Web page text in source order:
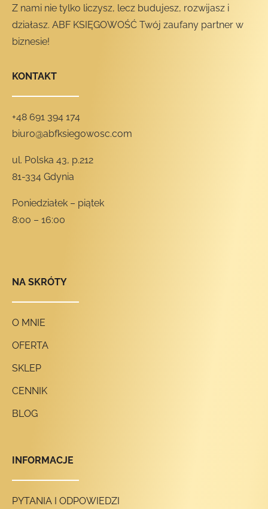
Z nami nie tylko liczysz, lecz budujesz, rozwijasz i
działasz. ABF KSIĘGOWOŚĆ Twój zaufany partner w
biznesie!
KONTAKT
+48 691 394 174
biuro@abfksiegowosc.com
ul. Polska 43, p.212
81-334 Gdynia
Poniedziałek – piątek
8:00 – 16:00
NA SKRÓTY
O MNIE
OFERTA
SKLEP
CENNIK
BLOG
INFORMACJE
PYTANIA I ODPOWIEDZI